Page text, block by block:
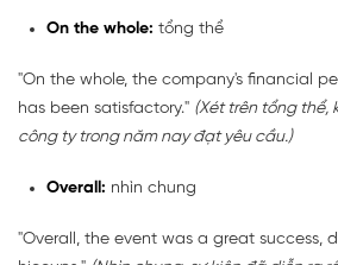
On the whole: tổng thể
"On the whole, the company's financial
has been satisfactory." (Xét trên tổng thể,
công ty trong năm nay đạt yêu cầu.)
Overall: nhìn chung
"Overall, the event was a great success,